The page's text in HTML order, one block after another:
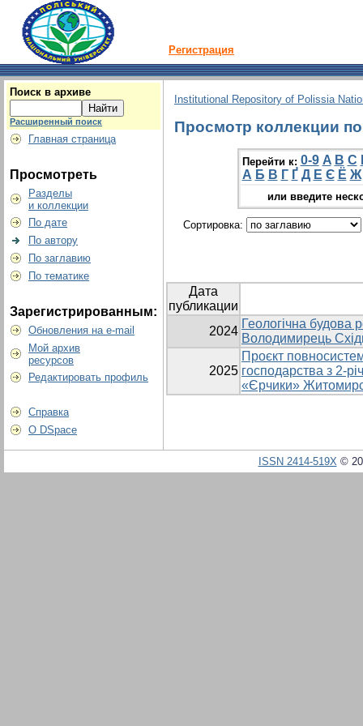
Регистрация
Поиск в архиве
Расширенный поиск
Главная страница
Просмотреть
Разделы
и коллекции
По дате
По автору
По заглавию
По тематике
Зарегистрированным:
Обновления на e-mail
Мой архив
ресурсов
Редактировать профиль
Справка
О DSpace
Institutional Repository of Polissia
Просмотр коллекции
Перейти к: 0-9 A B C
А Б В Г Ґ Д Е Є Ё Ж
или введите
Сортировка:
Дата
публикации
2024
Геологічна
Володимирець
2025
Проєкт
господарства з 2-
«Єрчики»
ISSN 2414-519X©